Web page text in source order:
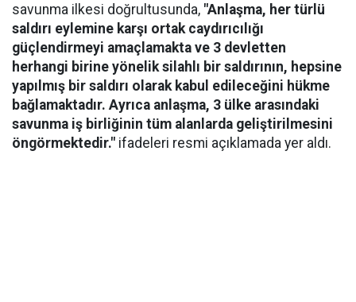
savunma ilkesi doğrultusunda, "Anlaşma, her türlü
saldırı eylemine karşı ortak caydırıcılığı
güçlendirmeyi amaçlamakta ve 3 devletten
herhangi birine yönelik silahlı bir saldırının, hepsine
yapılmış bir saldırı olarak kabul edileceğini hükme
bağlamaktadır. Ayrıca anlaşma, 3 ülke arasındaki
savunma iş birliğinin tüm alanlarda geliştirilmesini
öngörmektedir." ifadeleri resmi açıklamada yer aldı.